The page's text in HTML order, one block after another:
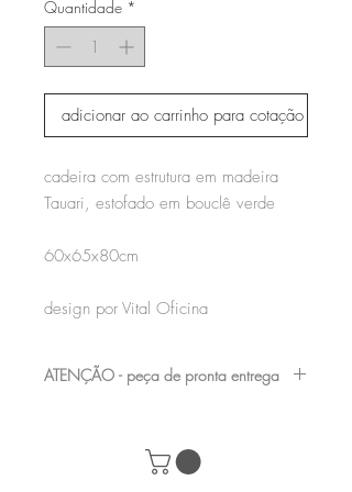
Quantidade *
adicionar ao carrinho para cotação
cadeira com estrutura em madeira
Tauari, estofado em bouclê verde
60x65x80cm
design por Vital Oficina
ATENÇÃO - peça de pronta entrega
mostruário de loja, consulte nossa equipe e
marque uma visita para verificá-las antes da